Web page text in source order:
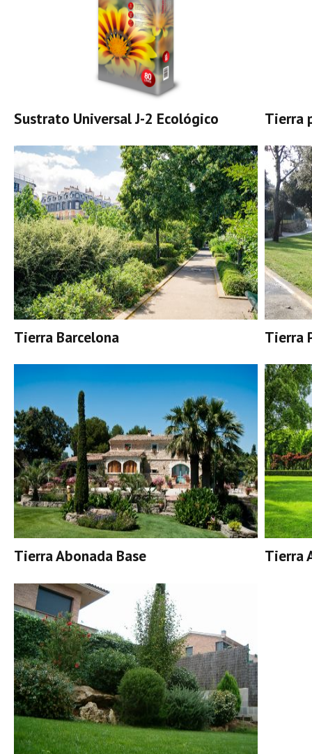
Sustrato Universal J-2 Ecológico Tierra
Tierra Barcelona Tierra
Tierra Abonada Base Tierra